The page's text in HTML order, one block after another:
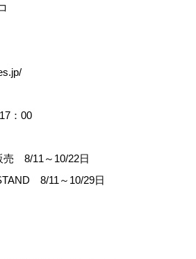
：00
8/11～10/22日
8/11～10/29日